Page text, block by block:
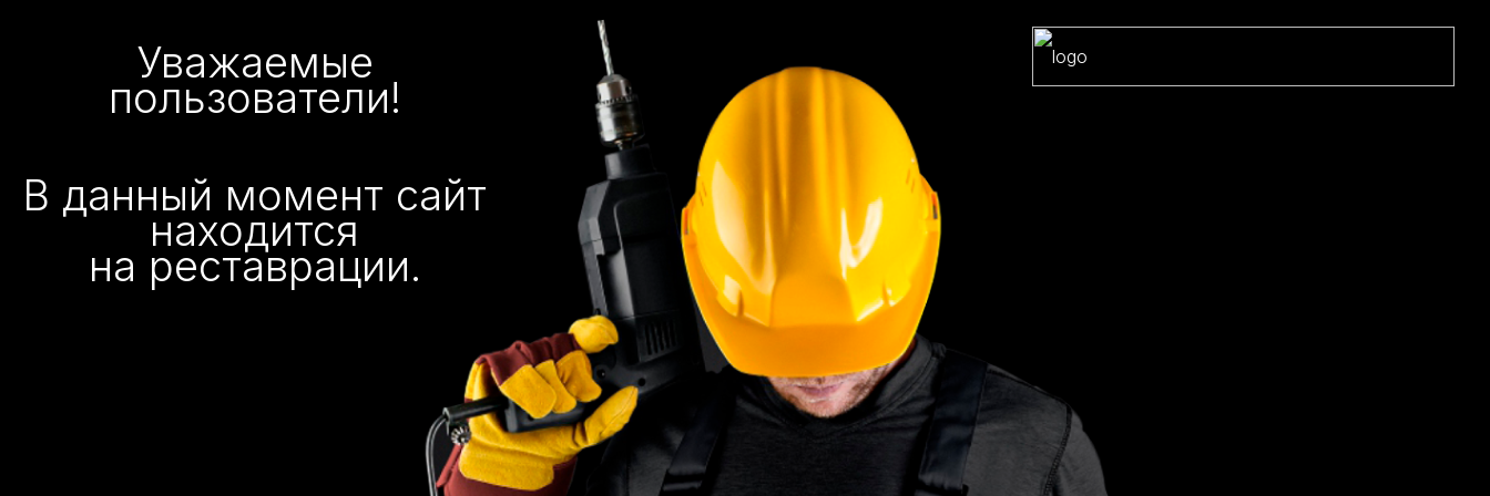
Уважаемые
пользователи!
В данный момент сайт
находится
на реставрации.